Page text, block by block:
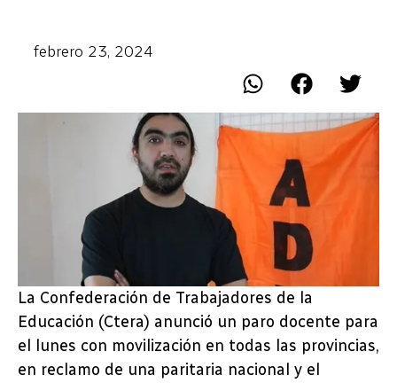
febrero 23, 2024
La Confederación de Trabajadores de la
Educación (Ctera) anunció un paro docente para
el lunes con movilización en todas las provincias,
en reclamo de una paritaria nacional y el